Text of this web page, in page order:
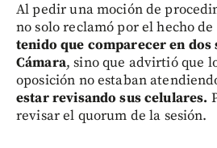
Al pedir una moción de
no solo reclamó por el hecho
tenido que comparecer en dos
Cámara, sino que advirtió que
oposición no estaban
estar revisando sus celulares.
revisar el quorum de la sesión.